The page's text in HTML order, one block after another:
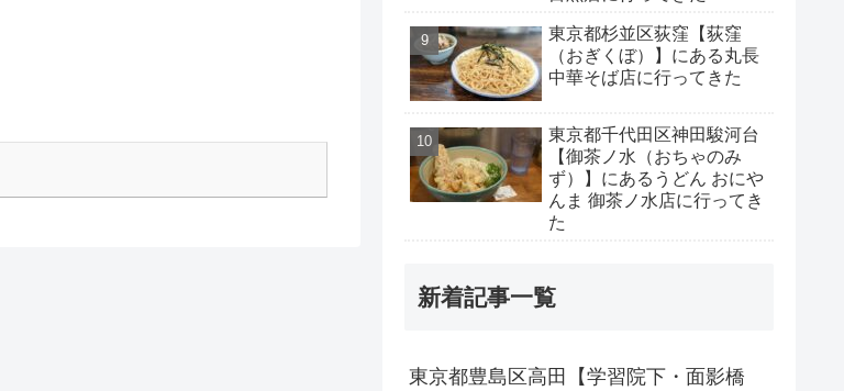
東京都杉並区荻窪【荻窪
（おぎくぼ）】にある丸長
中華そば店に行ってきた
東京都千代田区神田駿河台
【御茶ノ水（おちゃのみ
ず）】にあるうどん おにや
んま 御茶ノ水店に行ってき
た
新着記事一覧
東京都豊島区高田【学習院下・面影橋